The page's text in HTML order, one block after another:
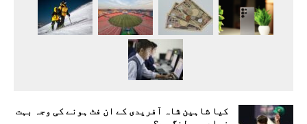
کیا شاہین شاہ آفریدی کے ان فٹ ہونے کی وجہ بہت